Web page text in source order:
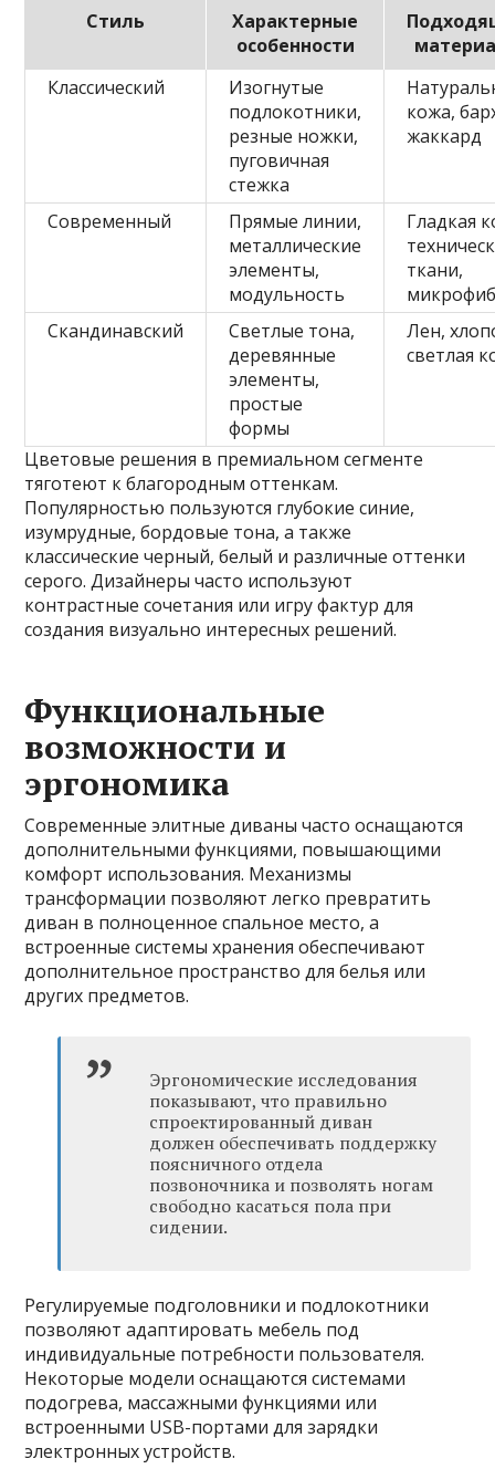
Стиль
Характерные
особенности
Классический
Изогнутые
подлокотники,
резные ножки,
пуговичная
стежка
кожа,
жаккард
Современный
Прямые линии,
металлические
элементы,
модульность
Гладкая
ткани,
Скандинавский
Светлые тона,
деревянные
элементы,
простые
формы
Лен,
светлая
Цветовые решения в премиальном сегменте
тяготеют к благородным оттенкам.
Популярностью пользуются глубокие синие,
изумрудные, бордовые тона, а также
классические черный, белый и различные оттенки
серого. Дизайнеры часто используют
контрастные сочетания или игру фактур для
создания визуально интересных решений.
Функциональные
возможности и
эргономика
Современные элитные диваны часто оснащаются
дополнительными функциями, повышающими
комфорт использования. Механизмы
трансформации позволяют легко превратить
диван в полноценное спальное место, а
встроенные системы хранения обеспечивают
дополнительное пространство для белья или
других предметов.
Эргономические исследования
показывают, что правильно
спроектированный диван
должен обеспечивать поддержку
поясничного отдела
позвоночника и позволять ногам
свободно касаться пола при
сидении.
Регулируемые подголовники и подлокотники
позволяют адаптировать мебель под
индивидуальные потребности пользователя.
Некоторые модели оснащаются системами
подогрева, массажными функциями или
встроенными USB-портами для зарядки
электронных устройств.